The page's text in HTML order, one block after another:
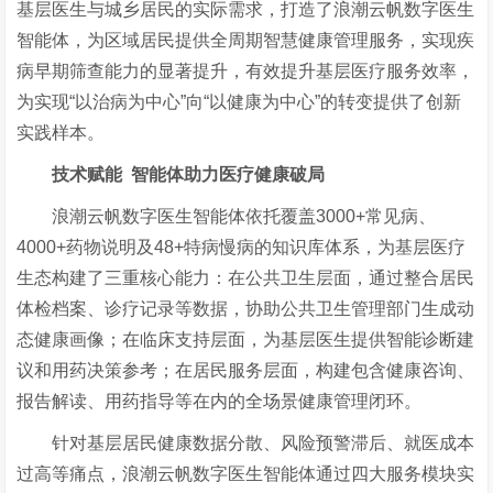
基层医生与城乡居民的实际需求，打造了浪潮云帆数字医生
智能体，为区域居民提供全周期智慧健康管理服务，实现疾
病早期筛查能力的显著提升，有效提升基层医疗服务效率，
为实现“以治病为中心”向“以健康为中心”的转变提供了创新
实践样本。
技术赋能 智能体助力医疗健康破局
浪潮云帆数字医生智能体依托覆盖3000+常见病、
4000+药物说明及48+特病慢病的知识库体系，为基层医疗
生态构建了三重核心能力：在公共卫生层面，通过整合居民
体检档案、诊疗记录等数据，协助公共卫生管理部门生成动
态健康画像；在临床支持层面，为基层医生提供智能诊断建
议和用药决策参考；在居民服务层面，构建包含健康咨询、
报告解读、用药指导等在内的全场景健康管理闭环。
针对基层居民健康数据分散、风险预警滞后、就医成本
过高等痛点，浪潮云帆数字医生智能体通过四大服务模块实